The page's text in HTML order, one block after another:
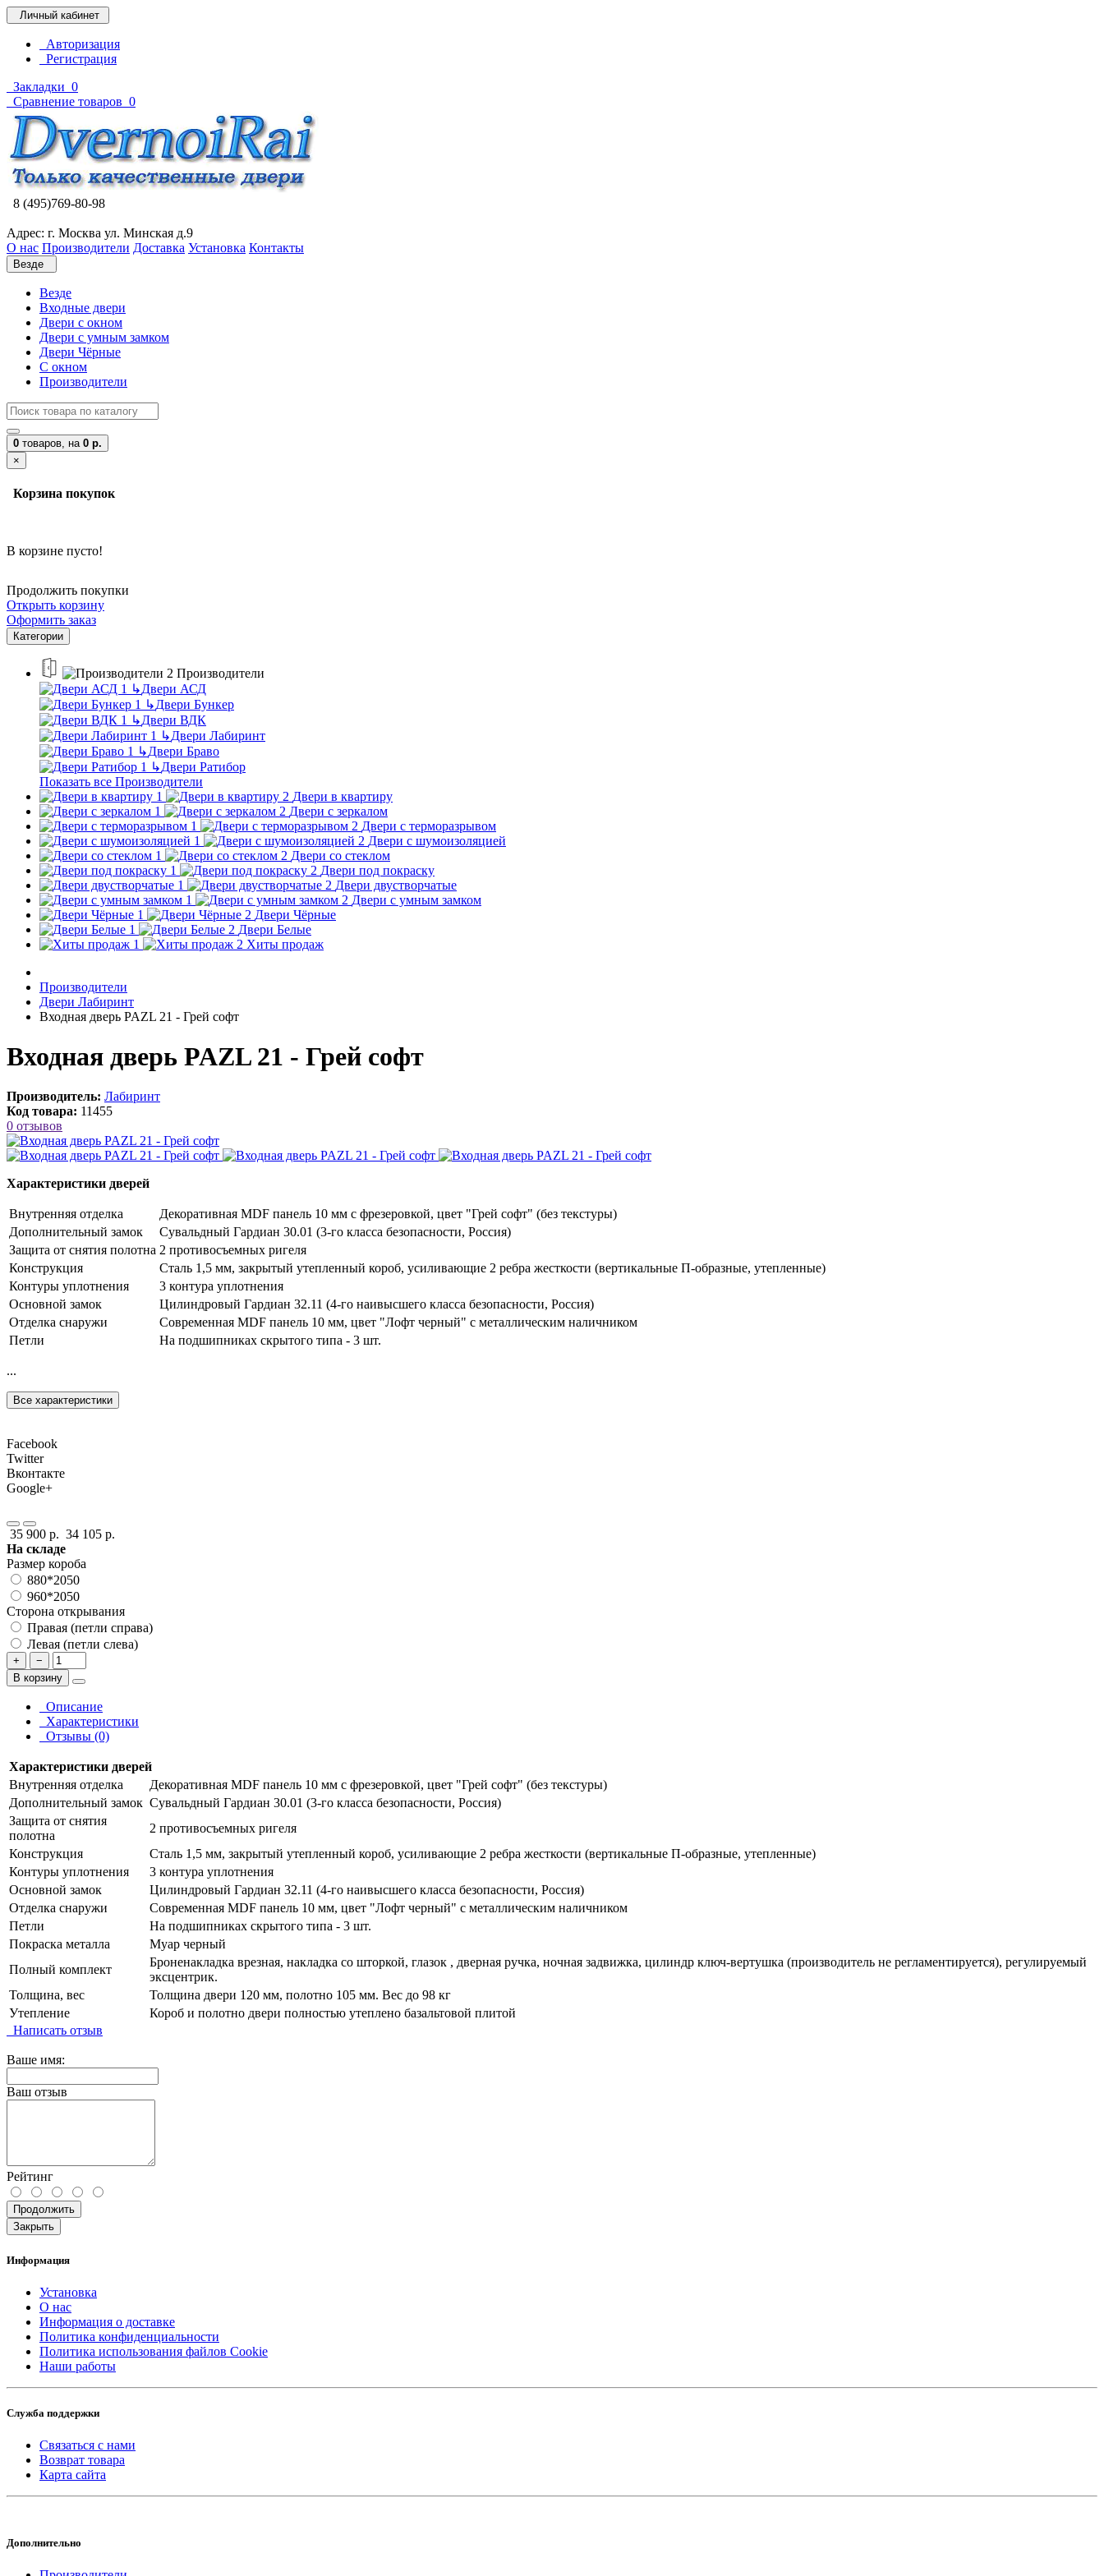
Личный кабинет
Авторизация
Регистрация
Закладки 0
Сравнение товаров 0
8 (495)769-80-98
Адрес: г. Москва ул. Минская д.9
О нас Производители Доставка Установка Контакты
Везде
Везде
Входные двери
Двери с окном
Двери с умным замком
Двери Чёрные
C окном
Производители
0 товаров, на 0 р.
×
Корзина покупок
В корзине пусто!
Продолжить покупки
Открыть корзину
Оформить заказ
Категории
Производители
↳Двери АСД
↳Двери Бункер
↳Двери ВДК
↳Двери Лабиринт
↳Двери Браво
↳Двери Ратибор
Показать все Производители
Двери в квартиру
Двери с зеркалом
Двери с терморазрывом
Двери с шумоизоляцией
Двери со стеклом
Двери под покраску
Двери двустворчатые
Двери с умным замком
Двери Чёрные
Двери Белые
Хиты продаж
Производители
Двери Лабиринт
Входная дверь PAZL 21 - Грей софт
Входная дверь PAZL 21 - Грей софт
Производитель: Лабиринт
Код товара: 11455
0 отзывов
Характеристики дверей
Внутренняя отделка
Декоративная MDF панель 10 мм с фрезеровкой, цвет "Грей софт" (без текстуры)
Дополнительный замок
Сувальдный Гардиан 30.01 (3-го класса безопасности, Россия)
Защита от снятия полотна 2 противосъемных ригеля
Конструкция
Сталь 1,5 мм, закрытый утепленный короб, усиливающие 2 ребра жесткости (вертикальные П-образные, утепленные)
Контуры уплотнения
3 контура уплотнения
Основной замок
Цилиндровый Гардиан 32.11 (4-го наивысшего класса безопасности, Россия)
Отделка снаружи
Современная MDF панель 10 мм, цвет "Лофт черный" с металлическим наличником
Петли
На подшипниках скрытого типа - 3 шт.
...
Все характеристики
Facebook
Twitter
Вконтакте
Google+
35 900 р. 34 105 р.
На складе
Размер короба
880*2050
960*2050
Сторона открывания
Правая (петли справа)
Левая (петли слева)
+
−
В корзину
Описание
Характеристики
Отзывы (0)
Характеристики дверей
Внутренняя отделка
Декоративная MDF панель 10 мм с фрезеровкой, цвет "Грей софт" (без текстуры)
Дополнительный замок Сувальдный Гардиан 30.01 (3-го класса безопасности, Россия)
Защита от снятия
полотна
2 противосъемных ригеля
Конструкция
Сталь 1,5 мм, закрытый утепленный короб, усиливающие 2 ребра жесткости (вертикальные П-образные, утепленные)
Контуры уплотнения
3 контура уплотнения
Основной замок
Цилиндровый Гардиан 32.11 (4-го наивысшего класса безопасности, Россия)
Отделка снаружи
Современная MDF панель 10 мм, цвет "Лофт черный" с металлическим наличником
Петли
На подшипниках скрытого типа - 3 шт.
Покраска металла
Муар черный
Полный комплект
Броненакладка врезная, накладка со шторкой, глазок , дверная ручка, ночная задвижка, цилиндр ключ-вертушка (производитель не регламентируется), регулируемый
эксцентрик.
Толщина, вес
Толщина двери 120 мм, полотно 105 мм. Вес до 98 кг
Утепление
Короб и полотно двери полностью утеплено базальтовой плитой
Написать отзыв
Ваше имя:
Ваш отзыв
Рейтинг
Продолжить
Закрыть
Информация
Установка
О нас
Информация о доставке
Политика конфиденциальности
Политика использования файлов Cookie
Наши работы
Служба поддержки
Связаться с нами
Возврат товара
Карта сайта
Дополнительно